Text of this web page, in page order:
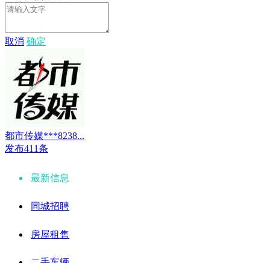
取消 确定
都市传媒***8238...
发布411条
最新信息
同城招聘
房屋租售